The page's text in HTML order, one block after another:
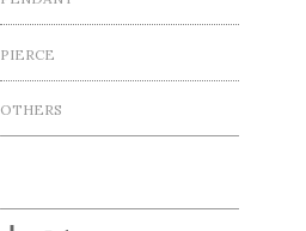
PIERCE
OTHERS